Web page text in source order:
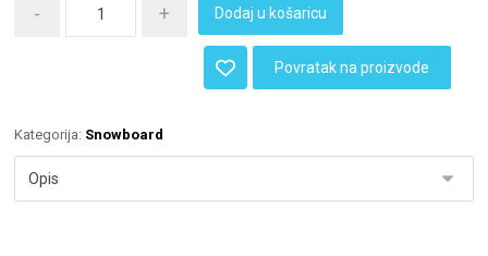
- + Dodaj u košaricu
Povratak na proizvode
Kategorija: Snowboard